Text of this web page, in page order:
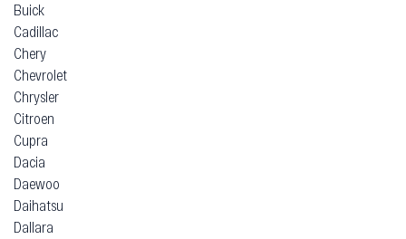
Buick
Cadillac
Chery
Chevrolet
Chrysler
Citroen
Cupra
Dacia
Daewoo
Daihatsu
Dallara